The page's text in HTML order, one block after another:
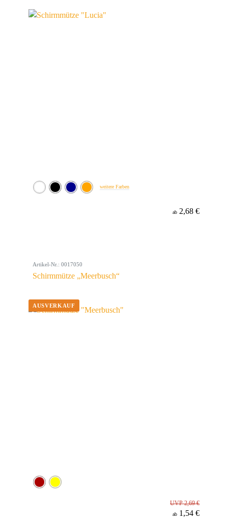
weitere Farben
ab 2,68 €
Artikel-Nr.: 0017050
Schirmmütze „Meerbusch“
UVP 2,69 €
ab 1,54 €